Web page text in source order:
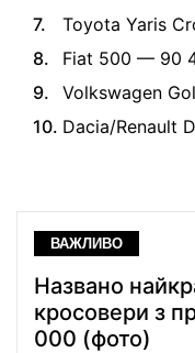
Toyota Yaris
Fiat 500 — 90
Volkswagen
Dacia/Renault
ВАЖЛИВО
Названо
кросовери з
000 (фото)